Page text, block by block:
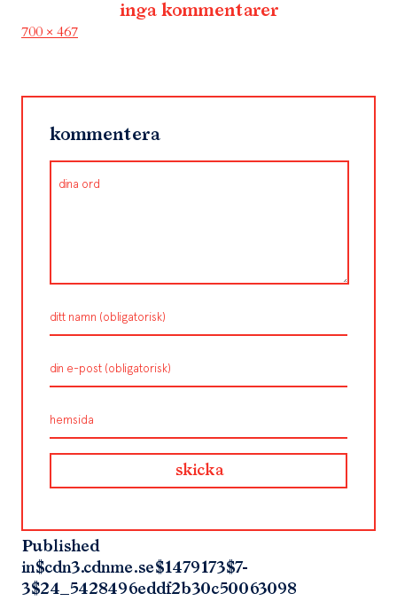
inga kommentarer
Full
700 × 467
kommentera
Published
in$cdn3.cdnme.se$1479173$7-
3$24_5428496eddf2b30c50063098